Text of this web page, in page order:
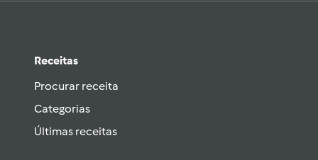
Receitas
Procurar receita
Categorias
Últimas receitas